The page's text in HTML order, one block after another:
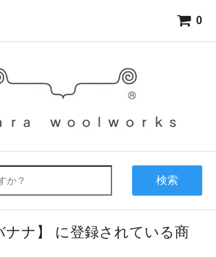
0
検索
ナナ】 に登録されている商